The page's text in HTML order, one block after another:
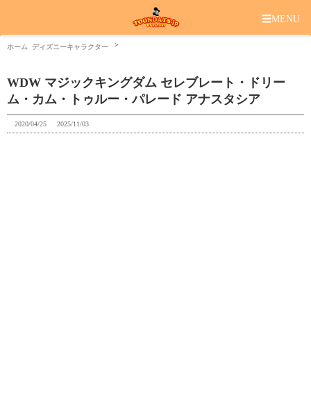
☰MENU
ホーム ディズニーキャラクター
WDW マジックキングダム セレブレート・ドリー
ム・カム・トゥルー・パレード アナスタシア
2020/04/25 2025/11/03